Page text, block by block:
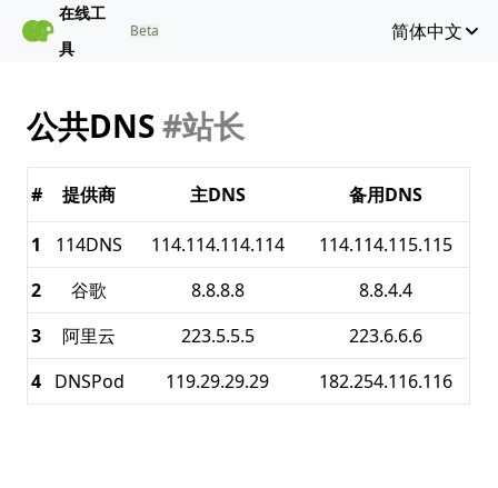
在线工
具
Beta 简体中文
公共DNS#站长
# 提供商 主DNS 备用DNS
1 114DNS 114.114.114.114
114.114.115.115
2
谷歌 8.8.8.8
8.8.4.4
3
阿里云 223.5.5.5
223.6.6.6
4 DNSPod 119.29.29.29 182.254.116.116